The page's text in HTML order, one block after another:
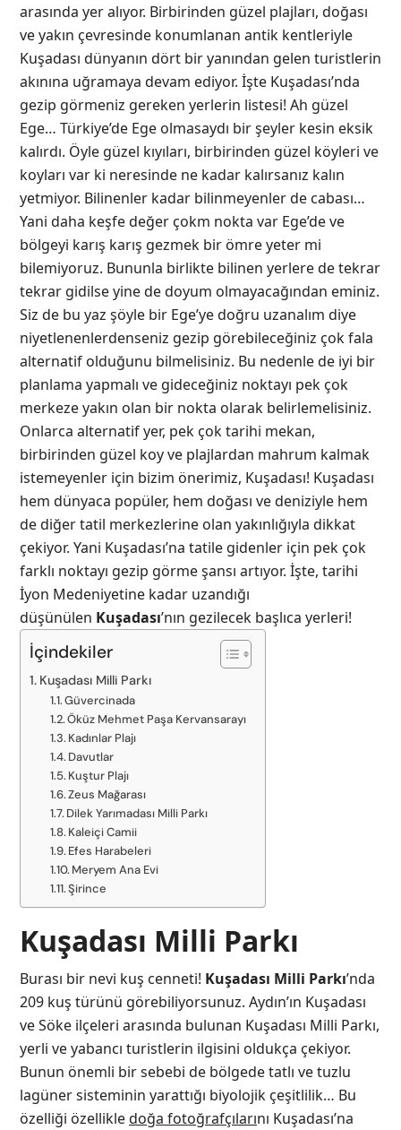
arasında yer alıyor. Birbirinden güzel plajları, doğası
ve yakın çevresinde konumlanan antik kentleriyle
Kuşadası dünyanın dört bir yanından gelen turistlerin
akınına uğramaya devam ediyor. İşte Kuşadası’nda
gezip görmeniz gereken yerlerin listesi! Ah güzel
Ege… Türkiye’de Ege olmasaydı bir şeyler kesin eksik
kalırdı. Öyle güzel kıyıları, birbirinden güzel köyleri ve
koyları var ki neresinde ne kadar kalırsanız kalın
yetmiyor. Bilinenler kadar bilinmeyenler de cabası…
Yani daha keşfe değer çokm nokta var Ege’de ve
bölgeyi karış karış gezmek bir ömre yeter mi
bilemiyoruz. Bununla birlikte bilinen yerlere de tekrar
tekrar gidilse yine de doyum olmayacağından eminiz.
Siz de bu yaz şöyle bir Ege’ye doğru uzanalım diye
niyetlenenlerdenseniz gezip görebileceğiniz çok fala
alternatif olduğunu bilmelisiniz. Bu nedenle de iyi bir
planlama yapmalı ve gideceğiniz noktayı pek çok
merkeze yakın olan bir nokta olarak belirlemelisiniz.
Onlarca alternatif yer, pek çok tarihi mekan,
birbirinden güzel koy ve plajlardan mahrum kalmak
istemeyenler için bizim önerimiz, Kuşadası! Kuşadası
hem dünyaca popüler, hem doğası ve deniziyle hem
de diğer tatil merkezlerine olan yakınlığıyla dikkat
çekiyor. Yani Kuşadası’na tatile gidenler için pek çok
farklı noktayı gezip görme şansı artıyor. İşte, tarihi
İyon Medeniyetine kadar uzandığı
düşünülen Kuşadası’nın gezilecek başlıca yerleri!
İçindekiler
Kuşadası Milli Parkı
Güvercinada
Öküz Mehmet Paşa Kervansarayı
Kadınlar Plajı
Davutlar
Kuştur Plajı
Zeus Mağarası
Dilek Yarımadası Milli Parkı
Kaleiçi Camii
Efes Harabeleri
Meryem Ana Evi
Şirince
Kuşadası Milli Parkı
Burası bir nevi kuş cenneti! Kuşadası Milli Parkı’nda
209 kuş türünü görebiliyorsunuz. Aydın’ın Kuşadası
ve Söke ilçeleri arasında bulunan Kuşadası Milli Parkı,
yerli ve yabancı turistlerin ilgisini oldukça çekiyor.
Bunun önemli bir sebebi de bölgede tatlı ve tuzlu
lagüner sisteminin yarattığı biyolojik çeşitlilik… Bu
özelliği özellikledoğa fotoğrafçılarını Kuşadası’na